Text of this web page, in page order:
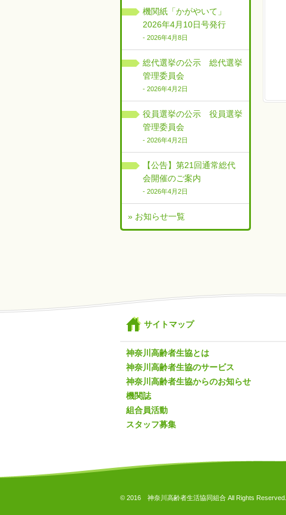
機関紙「かがやいて」
2026年4月10日号発行
- 2026年4月8日
総代選挙の公示 総代選挙
管理委員会
- 2026年4月2日
役員選挙の公示 役員選挙
管理委員会
- 2026年4月2日
【公告】第21回通常総代
会開催のご案内
- 2026年4月2日
» お知らせ一覧
サイトマップ
神奈川高齢者生協とは
神奈川高齢者生協のサービス
神奈川高齢者生協からのお知らせ
機関誌
組合員活動
スタッフ募集
© 2016 神奈川高齢者生活協同組合 All Rights Reserved.